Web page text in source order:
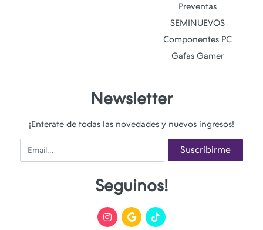
Preventas
SEMINUEVOS
Componentes PC
Gafas Gamer
Newsletter
¡Enterate de todas las novedades y nuevos ingresos!
Email Suscribirme
Seguinos!